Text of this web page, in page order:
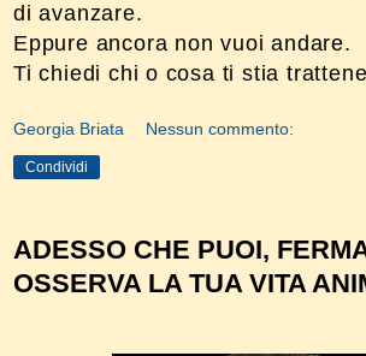
di avanzare.
Eppure ancora non vuoi andare.
Ti chiedi chi o cosa ti stia
Georgia Briata Nessun commento:
Condividi
ADESSO CHE PUOI,
OSSERVA LA TUA VITA